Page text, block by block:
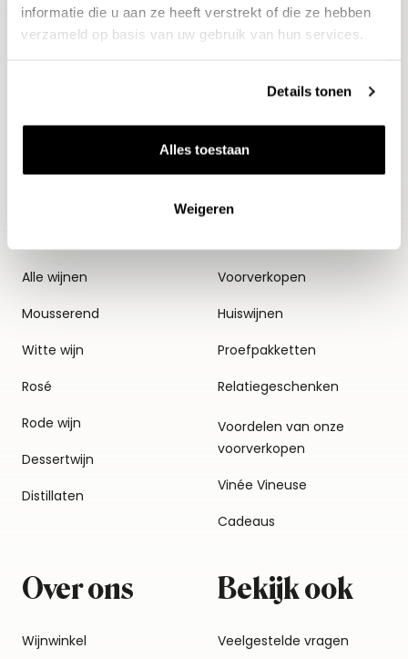
informatie die u aan ze heeft verstrekt of die ze hebben
verzameld op basis van uw gebruik van hun services.
Details tonen
Alles toestaan
Weigeren
Aanmelden
Alle wijnen
Mousserend
Witte wijn
Rosé
Rode wijn
Dessertwijn
Distillaten
Thema's
Voorverkopen
Huiswijnen
Proefpakketten
Relatiegeschenken
Voordelen van onze
voorverkopen
Vinée Vineuse
Cadeaus
Over ons
Wijnwinkel
Bekijk ook
Veelgestelde vragen